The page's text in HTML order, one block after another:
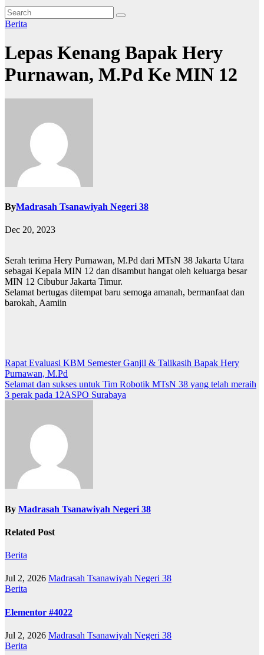
Berita
Lepas Kenang Bapak Hery
Purnawan, M.Pd Ke MIN 12
ByMadrasah Tsanawiyah Negeri 38
Dec 20, 2023
Serah terima Hery Purnawan, M.Pd dari MTsN 38 Jakarta Utara
sebagai Kepala MIN 12 dan disambut hangat oleh keluarga besar
MIN 12 Cibubur Jakarta Timur.
Selamat bertugas ditempat baru semoga amanah, bermanfaat dan
barokah, Aamiin
Post
navigation
Rapat Evaluasi KBM Semester Ganjil & Talikasih Bapak Hery
Purnawan, M.Pd
Selamat dan sukses untuk Tim Robotik MTsN 38 yang telah meraih
3 perak pada 12ASPO Surabaya
By Madrasah Tsanawiyah Negeri 38
Related Post
Berita
Jul 2, 2026 Madrasah Tsanawiyah Negeri 38
Berita
Elementor #4022
Jul 2, 2026 Madrasah Tsanawiyah Negeri 38
Berita